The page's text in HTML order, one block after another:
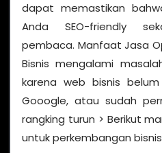
dapat memastikan
Anda SEO-friendly
pembaca. Manfaat Jasa
Bisnis mengalami
karena web bisnis
Gooogle, atau sudah
rangking turun > Berikut
untuk perkembangan